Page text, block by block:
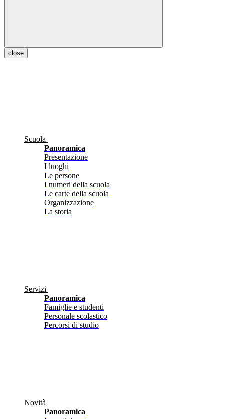
close
Scuola
Panoramica
Presentazione
I luoghi
Le persone
I numeri della scuola
Le carte della scuola
Organizzazione
La storia
Servizi
Panoramica
Famiglie e studenti
Personale scolastico
Percorsi di studio
Novità
Panoramica